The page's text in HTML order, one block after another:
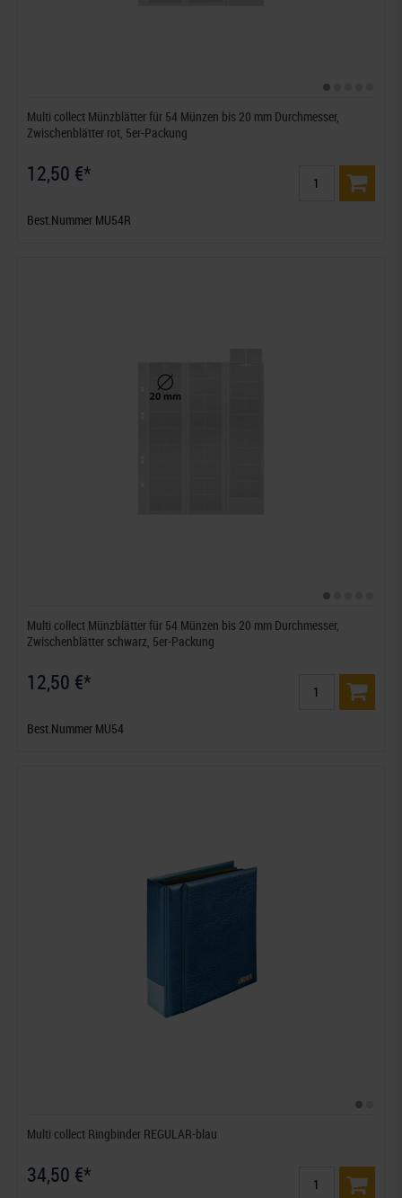
Multi collect Münzblätter für 54 Münzen bis 20 mm Durchmesser,
Zwischenblätter rot, 5er-Packung
12,50 €*
Best.Nummer MU54R
Multi collect Münzblätter für 54 Münzen bis 20 mm Durchmesser,
Zwischenblätter schwarz, 5er-Packung
12,50 €*
Best.Nummer MU54
Multi collect Ringbinder REGULAR-blau
34,50 €*